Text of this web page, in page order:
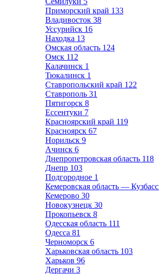
Приморский край 133
Владивосток 38
Уссурийск 16
Находка 13
Омская область 124
Омск 112
Калачинск 1
Тюкалинск 1
Ставропольский край 122
Ставрополь 31
Пятигорск 8
Ессентуки 7
Красноярский край 119
Красноярск 67
Норильск 9
Ачинск 6
Днепропетровская область 118
Днепр 103
Подгородное 1
Кемеровская область — Кузбасс
Кемерово 30
Новокузнецк 30
Прокопьевск 8
Одесская область 111
Одесса 81
Черноморск 6
Харьковская область 103
Харьков 96
Дергачи 3